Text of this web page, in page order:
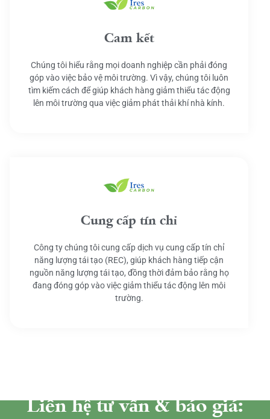
Cam kết
Chúng tôi hiểu rằng mọi doanh nghiệp cần phải đóng
góp vào việc bảo vệ môi trường. Vì vậy, chúng tôi luôn
tìm kiếm cách để giúp khách hàng giảm thiểu tác động
lên môi trường qua việc giảm phát thải khí nhà kính.
Cung cấp tín chỉ
Công ty chúng tôi cung cấp dịch vụ cung cấp tín chỉ
năng lượng tái tạo (REC), giúp khách hàng tiếp cận
nguồn năng lượng tái tạo, đồng thời đảm bảo rằng họ
đang đóng góp vào việc giảm thiểu tác động lên môi
trường.
Liên hệ tư vấn & báo giá: